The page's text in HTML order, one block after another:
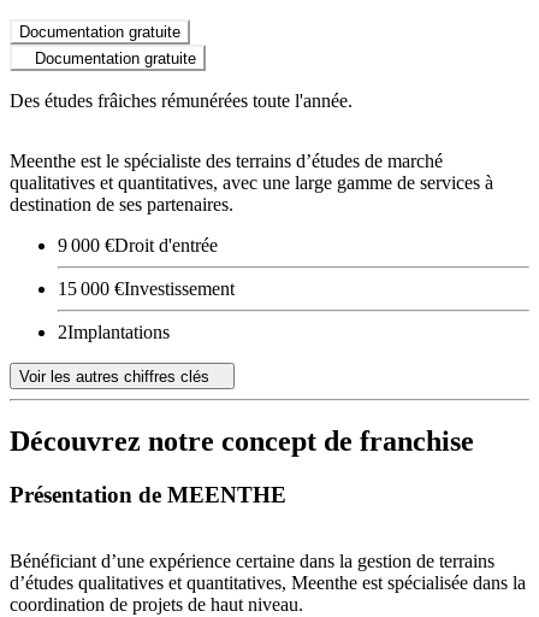
Documentation gratuite
Documentation gratuite
Des études frâiches rémunérées toute l'année.
Meenthe est le spécialiste des terrains d’études de marché
qualitatives et quantitatives, avec une large gamme de services à
destination de ses partenaires.
9 000 €Droit d'entrée
15 000 €Investissement
2Implantations
Voir les autres chiffres clés
Découvrez notre concept de franchise
Présentation de MEENTHE
Bénéficiant d’une expérience certaine dans la gestion de terrains
d’études qualitatives et quantitatives, Meenthe est spécialisée dans la
coordination de projets de haut niveau.